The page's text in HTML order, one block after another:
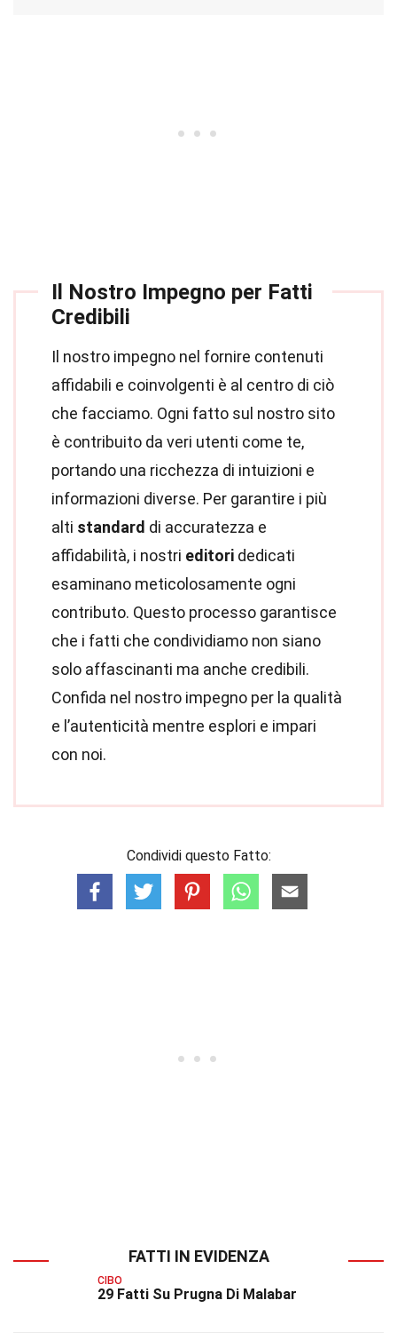
Il Nostro Impegno per Fatti
Credibili
Il nostro impegno nel fornire contenuti
affidabili e coinvolgenti è al centro di ciò
che facciamo. Ogni fatto sul nostro sito
è contribuito da veri utenti come te,
portando una ricchezza di intuizioni e
informazioni diverse. Per garantire i più
alti standard di accuratezza e
affidabilità, i nostri editori dedicati
esaminano meticolosamente ogni
contributo. Questo processo garantisce
che i fatti che condividiamo non siano
solo affascinanti ma anche credibili.
Confida nel nostro impegno per la qualità
e l’autenticità mentre esplori e impari
con noi.
Condividi questo Fatto:
FATTI IN EVIDENZA
CIBO
29 Fatti Su Prugna Di Malabar